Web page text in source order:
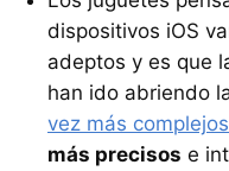
dispositivos iOS
adeptos y es que
han ido abriendo
vez más complejos
más precisos e